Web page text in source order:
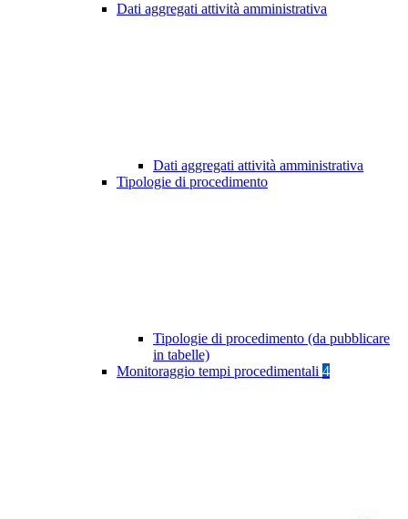
Dati aggregati attività amministrativa
Dati aggregati attività amministrativa
Tipologie di procedimento
Tipologie di procedimento (da pubblicare
in tabelle)
Monitoraggio tempi procedimentali 4